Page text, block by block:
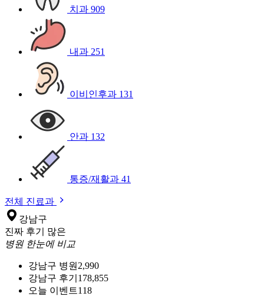
치과 909
내과 251
이비인후과 131
안과 132
통증/재활과 41
전체 진료과
강남구
진짜 후기 많은
병원 한눈에 비교
강남구 병원 2,990
강남구 후기 178,855
오늘 이벤트118